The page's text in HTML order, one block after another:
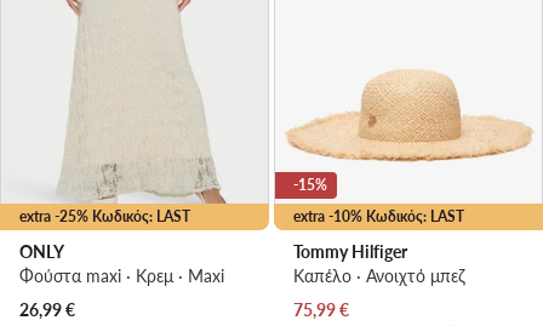
extra -25% Κωδικός: LAST
ONLY
Φούστα maxi · Κρεμ · Maxi
26,99€
extra -10% Κωδικός: LAST
-15%
Tommy Hilfiger
Καπέλο · Ανοιχτό μπεζ
Τρέχουσα τιμή
75,99€